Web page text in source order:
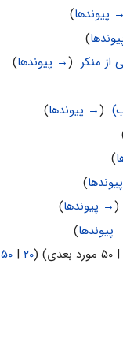
پیوندها)
)
از منكر‏
(→ پیوندها)
‏
(→ پیوندها)
)
)
(→ پیوندها)
)
۲۰ | ۵۰